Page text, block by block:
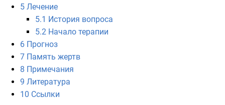
5 Лечение
5.1 История вопроса
5.2 Начало терапии
6 Прогноз
7 Память жертв
8 Примечания
9 Литература
10 Ссылки